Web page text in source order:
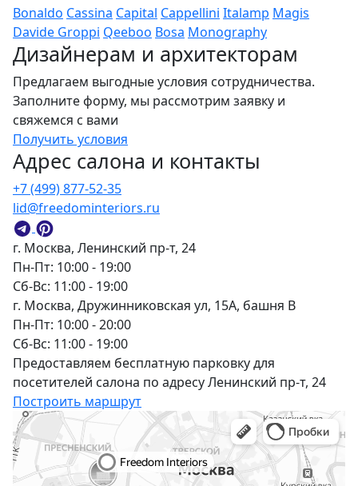
Bonaldo Cassina Capital Cappellini Italamp Magis
Davide Groppi Qeeboo Bosa Monography
Дизайнерам и архитекторам
Предлагаем выгодные условия сотрудничества.
Заполните форму, мы рассмотрим заявку и
свяжемся с вами
Получить условия
Адрес салона и контакты
г. Москва, Ленинский пр-т, 24
Пн-Пт: 10:00 - 19:00
Сб-Вс: 11:00 - 19:00
г. Москва, Дружинниковская ул, 15А, башня В
Пн-Пт: 10:00 - 20:00
Сб-Вс: 11:00 - 19:00
Предоставляем бесплатную парковку для
посетителей салона по адресу Ленинский пр-т, 24
Построить маршрут
+7 (499) 877-52-35
lid@freedominteriors.ru